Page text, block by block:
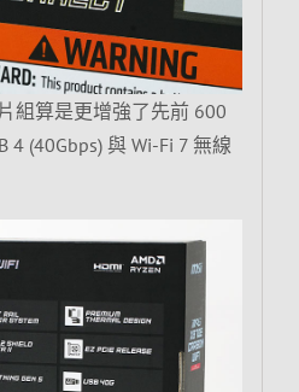
組算是更增強了先前 600
4 (40Gbps) 與 Wi-Fi 7 無線